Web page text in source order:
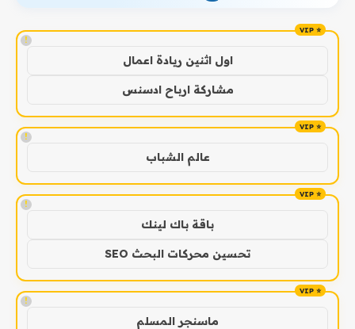
!
اول اثنين ريادة اعمال
مشاركة ارباح ادسنس
!
عالم الشباب
!
باقة باك لينك
تحسين محركات البحث SEO
!
ماسنجر المسلم